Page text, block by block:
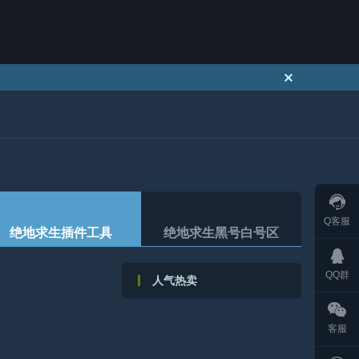
绝地求生插件工具 绝地求生黑号白号区
人气热卖
Q客服
QQ群
客服